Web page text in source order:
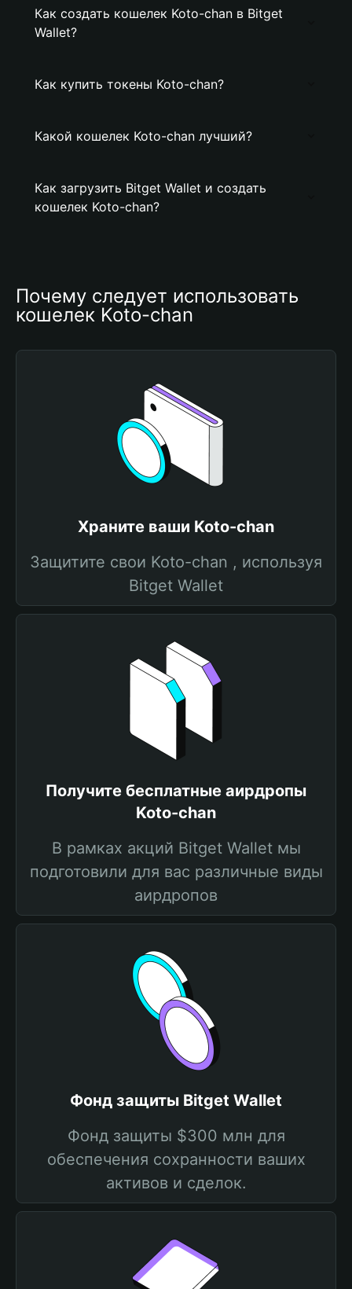
Как создать кошелек Koto-chan в Bitget
Wallet?
Как купить токены Koto-chan?
Какой кошелек Koto-chan лучший?
Как загрузить Bitget Wallet и создать
кошелек Koto-chan?
Почему следует использовать
кошелек Koto-chan
Храните ваши Koto-chan
Защитите свои Koto-chan , используя
Bitget Wallet
Получите бесплатные аирдропы
Koto-chan
В рамках акций Bitget Wallet мы
подготовили для вас различные виды
аирдропов
Фонд защиты Bitget Wallet
Фонд защиты $300 млн для
обеспечения сохранности ваших
активов и сделок.